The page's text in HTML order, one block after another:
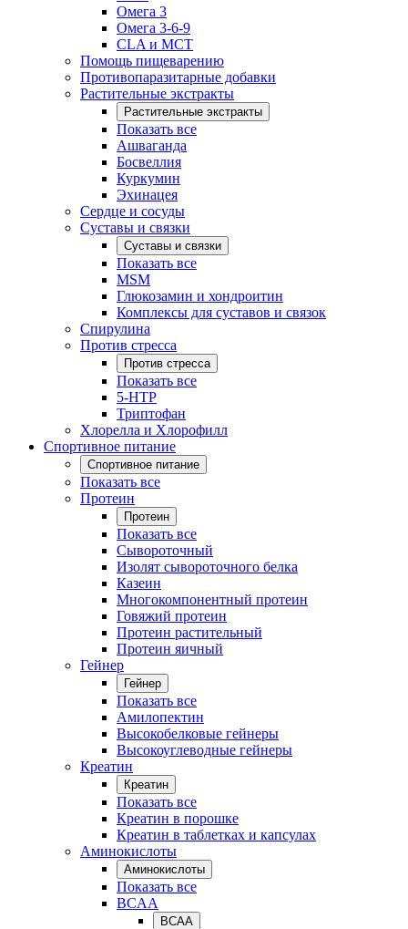
Омега 3
Омега 3-6-9
CLA и MCT
Помощь пищеварению
Противопаразитарные добавки
Растительные экстракты
Растительные экстракты
Показать все
Ашваганда
Босвеллия
Куркумин
Эхинацея
Сердце и сосуды
Суставы и связки
Суставы и связки
Показать все
MSM
Глюкозамин и хондроитин
Комплексы для суставов и связок
Спирулина
Против стресса
Против стресса
Показать все
5-HTP
Триптофан
Хлорелла и Хлорофилл
Спортивное питание
Спортивное питание
Показать все
Протеин
Протеин
Показать все
Сывороточный
Изолят сывороточного белка
Казеин
Многокомпонентный протеин
Говяжий протеин
Протеин растительный
Протеин яичный
Гейнер
Гейнер
Показать все
Амилопектин
Высокобелковые гейнеры
Высокоуглеводные гейнеры
Креатин
Креатин
Показать все
Креатин в порошке
Креатин в таблетках и капсулах
Аминокислоты
Аминокислоты
Показать все
BCAA
BCAA